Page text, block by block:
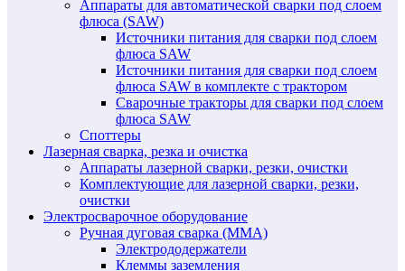
Аппараты для автоматической сварки под слоем
флюса (SAW)
Источники питания для сварки под слоем
флюса SAW
Источники питания для сварки под слоем
флюса SAW в комплекте с трактором
Сварочные тракторы для сварки под слоем
флюса SAW
Споттеры
Лазерная сварка, резка и очистка
Аппараты лазерной сварки, резки, очистки
Комплектующие для лазерной сварки, резки,
очистки
Электросварочное оборудование
Ручная дуговая сварка (MMA)
Электрододержатели
Клеммы заземления